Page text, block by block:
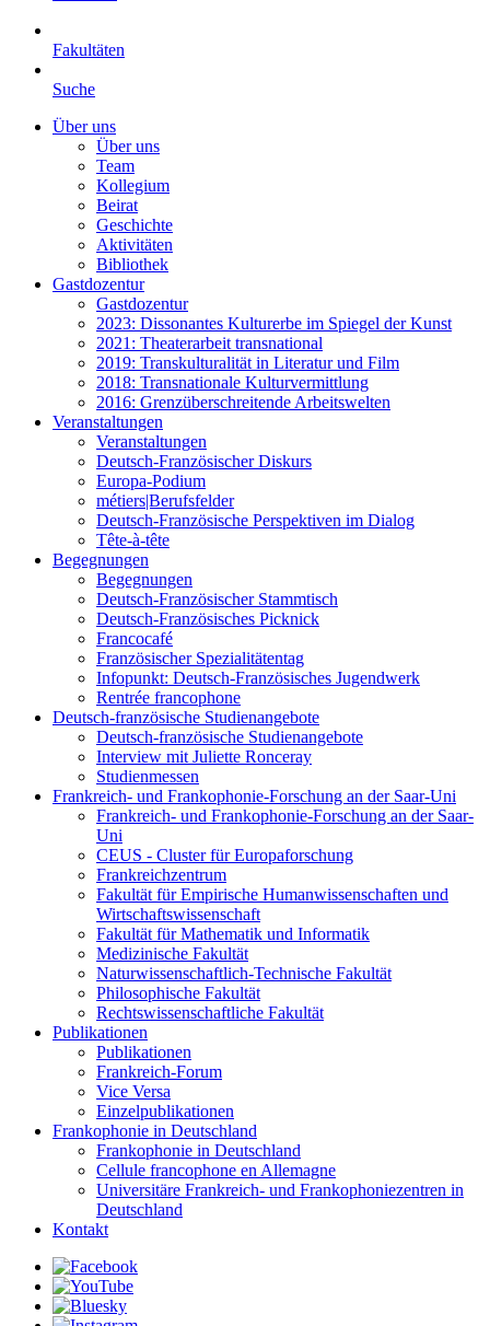
Fakultäten
Suche
Über uns
Über uns
Team
Kollegium
Beirat
Geschichte
Aktivitäten
Bibliothek
Gastdozentur
Gastdozentur
2023: Dissonantes Kulturerbe im Spiegel der Kunst
2021: Theaterarbeit transnational
2019: Transkulturalität in Literatur und Film
2018: Transnationale Kulturvermittlung
2016: Grenzüberschreitende Arbeitswelten
Veranstaltungen
Veranstaltungen
Deutsch-Französischer Diskurs
Europa-Podium
métiers|Berufsfelder
Deutsch-Französische Perspektiven im Dialog
Tête-à-tête
Begegnungen
Begegnungen
Deutsch-Französischer Stammtisch
Deutsch-Französisches Picknick
Francocafé
Französischer Spezialitätentag
Infopunkt: Deutsch-Französisches Jugendwerk
Rentrée francophone
Deutsch-französische Studienangebote
Deutsch-französische Studienangebote
Interview mit Juliette Ronceray
Studienmessen
Frankreich- und Frankophonie-Forschung an der Saar-Uni
Frankreich- und Frankophonie-Forschung an der Saar-
Uni
CEUS - Cluster für Europaforschung
Frankreichzentrum
Fakultät für Empirische Humanwissenschaften und
Wirtschaftswissenschaft
Fakultät für Mathematik und Informatik
Medizinische Fakultät
Naturwissenschaftlich-Technische Fakultät
Philosophische Fakultät
Rechtswissenschaftliche Fakultät
Publikationen
Publikationen
Frankreich-Forum
Vice Versa
Einzelpublikationen
Frankophonie in Deutschland
Frankophonie in Deutschland
Cellule francophone en Allemagne
Universitäre Frankreich- und Frankophoniezentren in
Deutschland
Kontakt